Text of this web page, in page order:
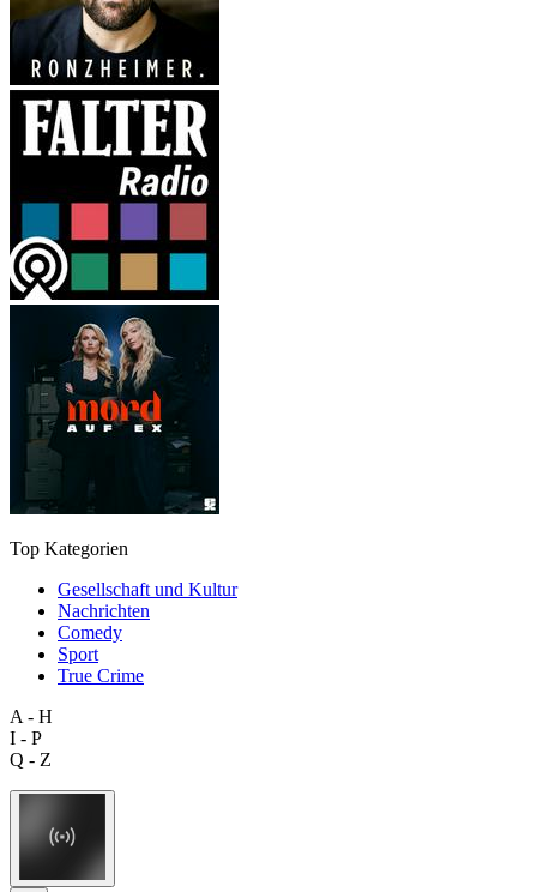
Top Kategorien
Gesellschaft und Kultur
Nachrichten
Comedy
Sport
True Crime
A - H
I - P
Q - Z